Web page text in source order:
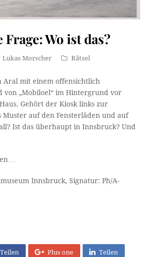
Wo ist das?
Lukas Morscher Rätsel
Aral mit einem offensichtlich
von „Mobiloel“ im Hintergrund vor
Gehört der Kiosk links zur
Muster auf den Fensterläden und auf
Ist das überhaupt in Innsbruck? Und
Innsbruck, Signatur: Ph/A-
Teilen Plus one Teilen